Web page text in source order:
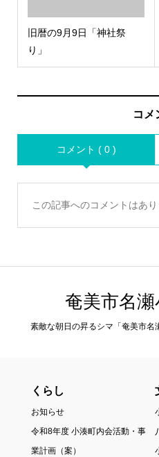
旧暦の9月9日「神社祭
り」
コメ
コメント ( 0 )
この記事へのコメントはあり
奄美市名
素敵な朝日の昇るシマ「奄美市名
くらし
お知らせ
令和8年度 小湊町内会活動・事
業計画（案）